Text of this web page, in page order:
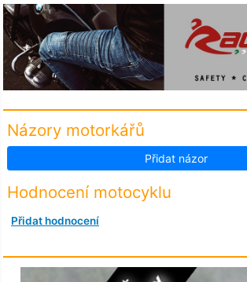
Názory motorkářů
Přidat názor
Hodnocení motocyklu
Přidat hodnocení